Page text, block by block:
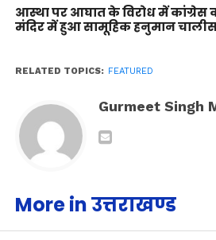
आस्था पर आघात के विरोध में कांग्रेस
मंदिर में हुआ सामूहिक हनुमान
RELATED TOPICS: FEATURED
Gurmeet Singh
More in उत्तराखण्ड